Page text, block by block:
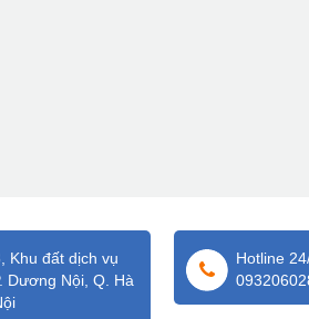
Khu đất dịch vụ
Dương Nội, Q. Hà
Hotline